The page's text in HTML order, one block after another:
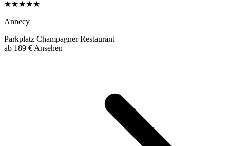
★★★★★
Annecy
Parkplatz ChampagnerRestaurant
ab 189 € Ansehen